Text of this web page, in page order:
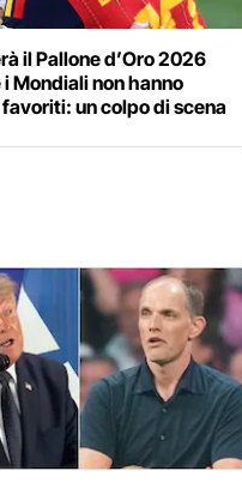
il Pallone d’Oro 2026
Mondiali non hanno
un colpo di scena